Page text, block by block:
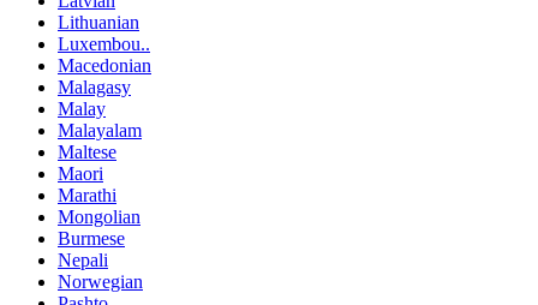
Lithuanian
Luxembou..
Macedonian
Malagasy
Malay
Malayalam
Maltese
Maori
Marathi
Mongolian
Burmese
Nepali
Norwegian